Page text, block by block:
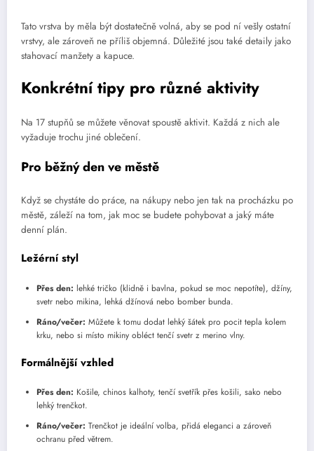
Tato vrstva by měla být dostatečně volná, aby se pod ní vešly ostatní
vrstvy, ale zároveň ne příliš objemná. Důležité jsou také detaily jako
stahovací manžety a kapuce.
Konkrétní tipy pro různé aktivity
Na 17 stupňů se můžete věnovat spoustě aktivit. Každá z nich ale
vyžaduje trochu jiné oblečení.
Pro běžný den ve městě
Když se chystáte do práce, na nákupy nebo jen tak na procházku po
městě, záleží na tom, jak moc se budete pohybovat a jaký máte
denní plán.
Ležérní styl
Přes den: lehké tričko (klidně i bavlna, pokud se moc nepotíte), džíny,
svetr nebo mikina, lehká džínová nebo bomber bunda.
Ráno/večer: Můžete k tomu dodat lehký šátek pro pocit tepla kolem
krku, nebo si místo mikiny obléct tenčí svetr z merino vlny.
Formálnější vzhled
Přes den: Košile, chinos kalhoty, tenčí svetřík přes košili, sako nebo
lehký trenčkot.
Ráno/večer: Trenčkot je ideální volba, přidá eleganci a zároveň
ochranu před větrem.